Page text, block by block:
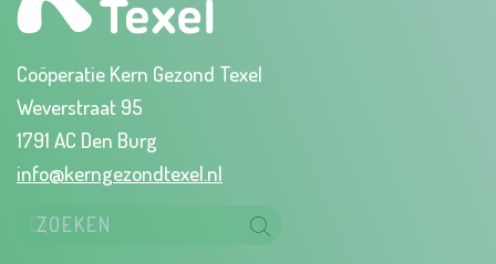
Coöperatie Kern Gezond Texel
Weverstraat 95
1791 AC Den Burg
info@kerngezondtexel.nl